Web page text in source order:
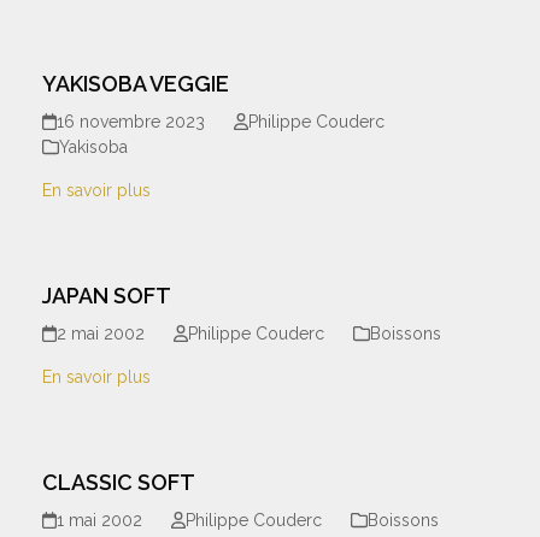
YAKISOBA VEGGIE
16 novembre 2023
Philippe Couderc
Yakisoba
En savoir plus
JAPAN SOFT
2 mai 2002 Philippe Couderc Boissons
En savoir plus
CLASSIC SOFT
1 mai 2002 Philippe Couderc Boissons